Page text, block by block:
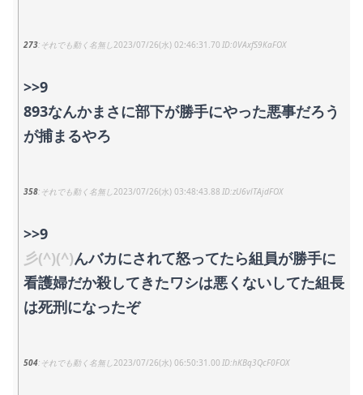
273 それでも動く名無し 2023/07/26(水) 02:46:31.70 0VAxfS9KaFOX
>>9
893なんかまさに部下が勝手にやった悪事だろう
が捕まるやろ
358 それでも動く名無し 2023/07/26(水) 03:48:43.88 zU6vlTAjdFOX
>>9
彡(^)(^)んバカにされて怒ってたら組員が勝手に
看護婦だか殺してきたワシは悪くないしてた組長
は死刑になったぞ
504 それでも動く名無し 2023/07/26(水) 06:50:31.00 hKBq3QcF0FOX